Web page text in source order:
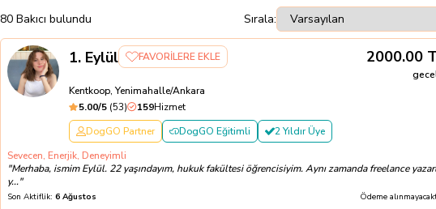
80 Bakıcı bulundu Sırala:
1. Eylül FAVORİLERE EKLE 2000.00
Kentkoop, Yenimahalle/Ankara
5.00/5 (53) 159Hizmet
DogGO Partner
DogGO Eğitimli
2 Yıldır Üye
Sevecen, Enerjik, Deneyimli
"Merhaba, ismim Eylül. 22 yaşındayım, hukuk fakültesi öğrencisiyim. Aynı zamanda freelance
y..."
Son Aktiflik: 6 Ağustos Ödeme